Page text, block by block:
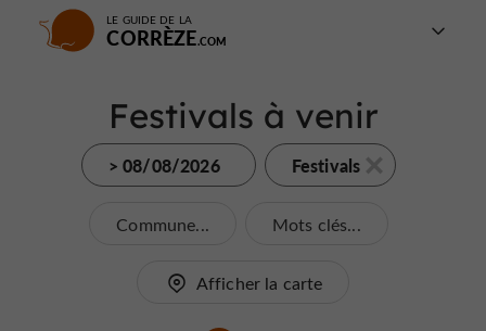
LE GUIDE DE LA
CORRÈZE
Festivals à venir
> 08/08/2026 Festivals
Commune... Mots clés...
Afficher la carte